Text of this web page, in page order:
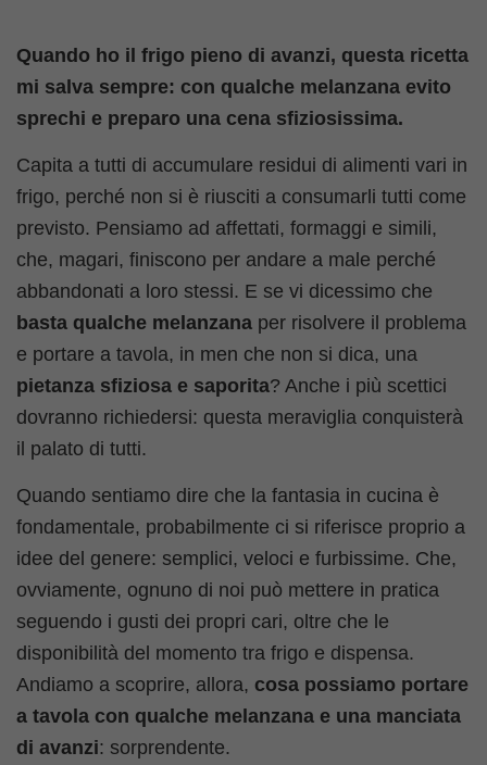
Quando ho il frigo pieno di avanzi, questa ricetta
mi salva sempre: con qualche melanzana evito
sprechi e preparo una cena sfiziosissima.
Capita a tutti di accumulare residui di alimenti vari in
frigo, perché non si è riusciti a consumarli tutti come
previsto. Pensiamo ad affettati, formaggi e simili,
che, magari, finiscono per andare a male perché
abbandonati a loro stessi. E se vi dicessimo che
basta qualche melanzana per risolvere il problema
e portare a tavola, in men che non si dica, una
pietanza sfiziosa e saporita? Anche i più scettici
dovranno richiedersi: questa meraviglia conquisterà
il palato di tutti.
Quando sentiamo dire che la fantasia in cucina è
fondamentale, probabilmente ci si riferisce proprio a
idee del genere: semplici, veloci e furbissime. Che,
ovviamente, ognuno di noi può mettere in pratica
seguendo i gusti dei propri cari, oltre che le
disponibilità del momento tra frigo e dispensa.
Andiamo a scoprire, allora, cosa possiamo portare
a tavola con qualche melanzana e una manciata
di avanzi: sorprendente.